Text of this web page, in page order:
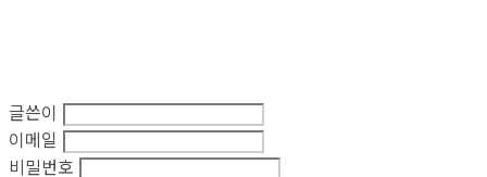
글쓴이
이메일
비밀번호